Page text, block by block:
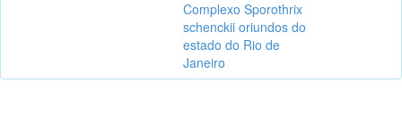
Complexo Sporothrix
schenckii oriundos do
estado do Rio de
Janeiro